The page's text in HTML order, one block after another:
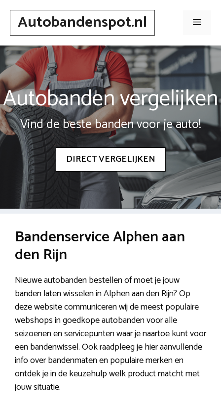
Spring
inhoudAutobandenspot.nl Menu
Autobanden vergelijken
Vind de beste banden voor je auto!
DIRECT VERGELIJKEN
Bandenservice Alphen aan
den Rijn
Nieuwe autobanden bestellen of moet je jouw
banden laten wisselen in Alphen aan den Rijn? Op
deze website communiceren wij de meest populaire
webshops in goedkope autobanden voor alle
seizoenen en servicepunten waar je naartoe kunt voor
een bandenwissel. Ook raadpleeg je hier aanvullende
info over bandenmaten en populaire merken en
ontdek je in de keuzehulp welk product matcht met
jouw situatie.